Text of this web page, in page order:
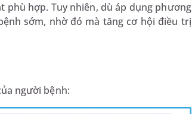
phù hợp. Tuy nhiên, dù áp dụng phương
sớm, nhờ đó mà tăng cơ hội điều trị
người bệnh: